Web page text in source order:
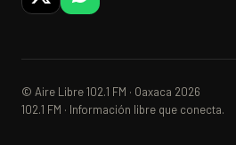
© Aire Libre 102.1 FM · Oaxaca 2026
102.1 FM · Información libre que conecta.